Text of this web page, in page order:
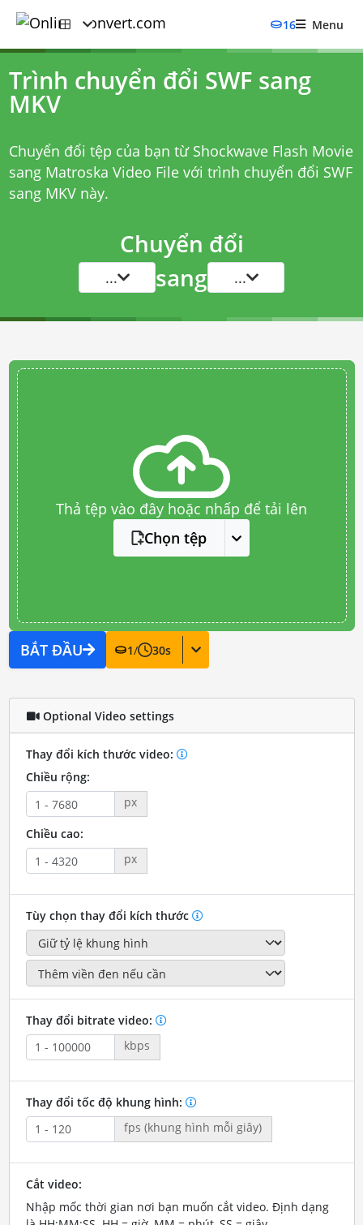
16 Menu
Trình chuyển đổi SWF sang
MKV
Chuyển đổi tệp của bạn từ Shockwave Flash Movie
sang Matroska Video File với trình chuyển đổi SWF
sang MKVnày.
Chuyển đổi
... sang ...
Thả tệp vào đây hoặc nhấp để tải lên
Chọn tệp
BẮT ĐẦU 1/ 30s
Optional Video settings
Thay đổi kích thước video:
Chiều rộng:
px
Chiều cao:
px
Tùy chọn thay đổi kích thước
Thay đổi bitrate video:
kbps
Thay đổi tốc độ khung hình:
fps (khung hình mỗi giây)
Cắt video:
Nhập mốc thời gian nơi bạn muốn cắt video. Định dạng